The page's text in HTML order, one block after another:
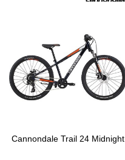
Cannondale Trail 24 Midnight